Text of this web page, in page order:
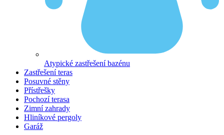
Atypické zastřešení bazénu
Zastřešení teras
Posuvné stěny
Přístřešky
Pochozí terasa
Zimní zahrady
Hliníkové pergoly
Garáž